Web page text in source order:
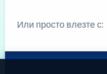
Или просто влезте с: